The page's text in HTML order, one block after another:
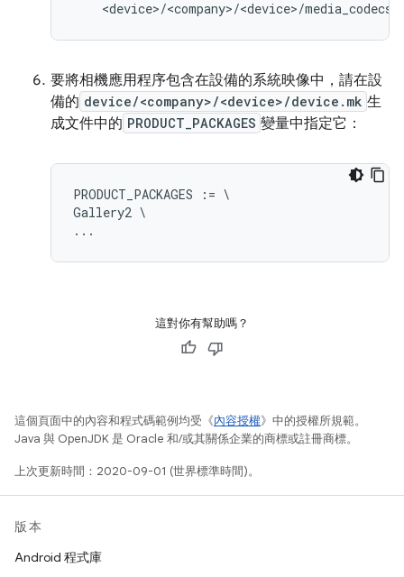
要將相機應用程序包含在設備的系統映像中，請在設
備的 device/<company>/<device>/device.mk 生
成文件中的 PRODUCT_PACKAGES 變量中指定它：
PRODUCT_PACKAGES := \
Gallery2 \
這對你有幫助嗎？
這個頁面中的內容和程式碼範例均受《內容授權》中的授權所規範。
Java 與 OpenJDK 是 Oracle 和/或其關係企業的商標或註冊商標。
上次更新時間：2020-09-01 (世界標準時間)。
版本
Android 程式庫